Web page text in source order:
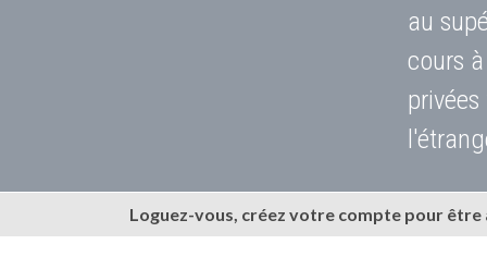
au
cours
Loguez-vous, créez votre compte pour